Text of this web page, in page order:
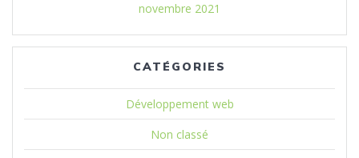
novembre 2021
CATÉGORIES
Développement web
Non classé